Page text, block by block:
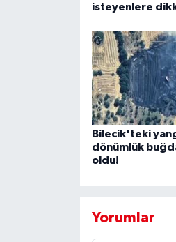
isteyenlere
Bilecik'teki
dönümlük
oldu!
Yorumlar